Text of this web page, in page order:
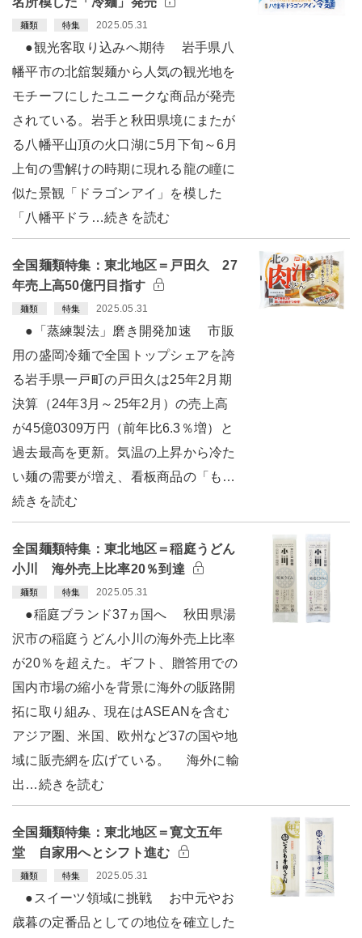
麺類 特集 2025.05.31
●観光客取り込みへ期待 岩手県八
幡平市の北舘製麺から人気の観光地を
モチーフにしたユニークな商品が発売
されている。岩手と秋田県境にまたが
る八幡平山頂の火口湖に5月下旬～6月
上旬の雪解けの時期に現れる龍の瞳に
似た景観「ドラゴンアイ」を模した
「八幡平ドラ…続きを読む
全国麺類特集：東北地区＝戸田久 27
年売上高50億円目指す
麺類 特集 2025.05.31
●「蒸練製法」磨き開発加速 市販
用の盛岡冷麺で全国トップシェアを誇
る岩手県一戸町の戸田久は25年2月期
決算（24年3月～25年2月）の売上高
が45億0309万円（前年比6.3％増）と
過去最高を更新。気温の上昇から冷た
い麺の需要が増え、看板商品の「も…
続きを読む
全国麺類特集：東北地区＝稲庭うどん
小川 海外売上比率20％到達
麺類 特集 2025.05.31
●稲庭ブランド37ヵ国へ 秋田県湯
沢市の稲庭うどん小川の海外売上比率
が20％を超えた。ギフト、贈答用での
国内市場の縮小を背景に海外の販路開
拓に取り組み、現在はASEANを含む
アジア圏、米国、欧州など37の国や地
域に販売網を広げている。 海外に輸
出…続きを読む
全国麺類特集：東北地区＝寛文五年
堂 自家用へとシフト進む
麺類 特集 2025.05.31
●スイーツ領域に挑戦 お中元やお
歳暮の定番品としての地位を確立した